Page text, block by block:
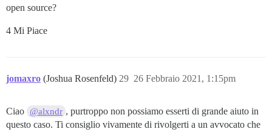
open source?
4 Mi Piace
jomaxro (Joshua Rosenfeld) 26 Febbraio 2021, 1:15pm
29
Ciao @alxndr , purtroppo non possiamo esserti di grande aiuto in
questo caso. Ti consiglio vivamente di rivolgerti a un avvocato che